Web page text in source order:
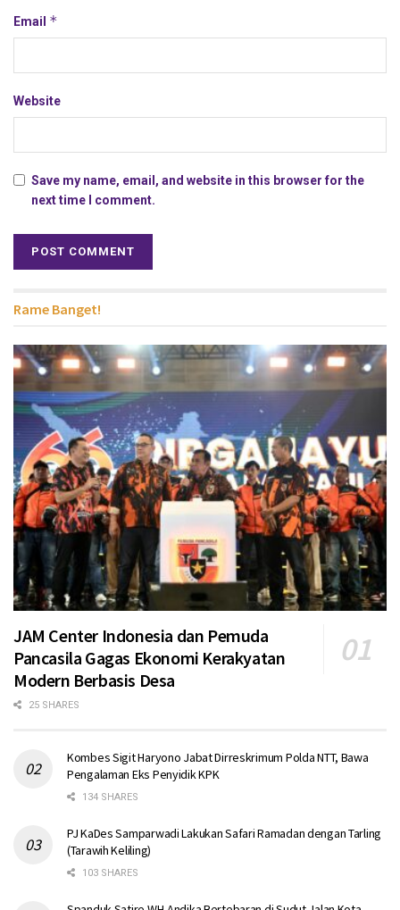
Email *
Website
Save my name, email, and website in this browser for the
next time I comment.
Rame Banget!
JAM Center Indonesia dan Pemuda
Pancasila Gagas Ekonomi Kerakyatan
Modern Berbasis Desa
25 SHARES
Kombes Sigit Haryono Jabat Dirreskrimum Polda NTT, Bawa
Pengalaman Eks Penyidik KPK
134 SHARES
PJ KaDes Samparwadi Lakukan Safari Ramadan dengan Tarling
(Tarawih Keliling)
103 SHARES